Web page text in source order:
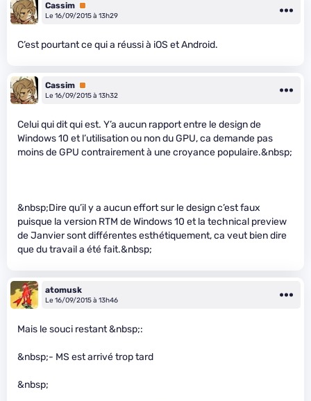
Cassim Premium
Le 16/09/2015 à 13h29
C’est pourtant ce qui a réussi à iOS et Android.
Cassim Premium
Le 16/09/2015 à 13h32
Celui qui dit qui est. Y’a aucun rapport entre le design de
Windows 10 et l’utilisation ou non du GPU, ca demande pas
moins de GPU contrairement à une croyance populaire.&nbsp;
&nbsp;Dire qu’il y a aucun effort sur le design c’est faux
puisque la version RTM de Windows 10 et la technical preview
de Janvier sont différentes esthétiquement, ca veut bien dire
que du travail a été fait.&nbsp;
atomusk
Le 16/09/2015 à 13h46
Mais le souci restant &nbsp;:
&nbsp;- MS est arrivé trop tard
&nbsp;